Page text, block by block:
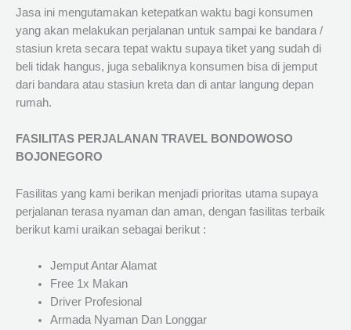
Jasa ini mengutamakan ketepatkan waktu bagi konsumen
yang akan melakukan perjalanan untuk sampai ke bandara /
stasiun kreta secara tepat waktu supaya tiket yang sudah di
beli tidak hangus, juga sebaliknya konsumen bisa di jemput
dari bandara atau stasiun kreta dan di antar langung depan
rumah.
FASILITAS PERJALANAN TRAVEL BONDOWOSO
BOJONEGORO
Fasilitas yang kami berikan menjadi prioritas utama supaya
perjalanan terasa nyaman dan aman, dengan fasilitas terbaik
berikut kami uraikan sebagai berikut :
Jemput Antar Alamat
Free 1x Makan
Driver Profesional
Armada Nyaman Dan Longgar